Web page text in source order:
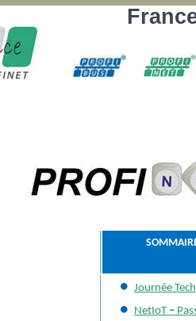
Journée
NetIoT –